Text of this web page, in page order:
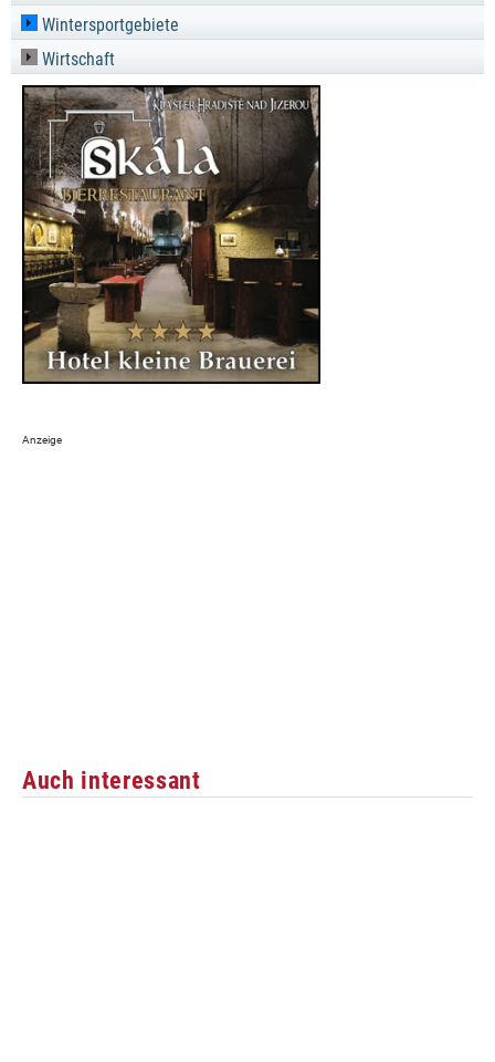
Wintersportgebiete
Wirtschaft
Auch interessant